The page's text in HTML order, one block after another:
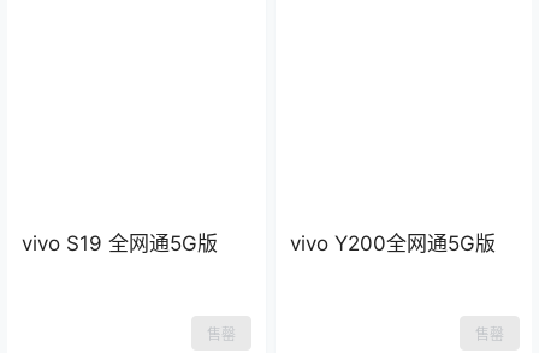
vivo S19 全网通5G版
售罄
vivo Y200全网通5G版
售罄